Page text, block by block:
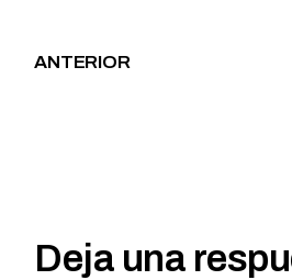
ANTERIOR
Deja una